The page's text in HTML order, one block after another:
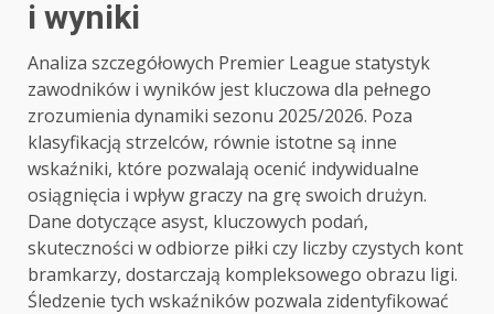
i wyniki
Analiza szczegółowych Premier League statystyk
zawodników i wyników jest kluczowa dla pełnego
zrozumienia dynamiki sezonu 2025/2026. Poza
klasyfikacją strzelców, równie istotne są inne
wskaźniki, które pozwalają ocenić indywidualne
osiągnięcia i wpływ graczy na grę swoich drużyn.
Dane dotyczące asyst, kluczowych podań,
skuteczności w odbiorze piłki czy liczby czystych kont
bramkarzy, dostarczają kompleksowego obrazu ligi.
Śledzenie tych wskaźników pozwala zidentyfikować